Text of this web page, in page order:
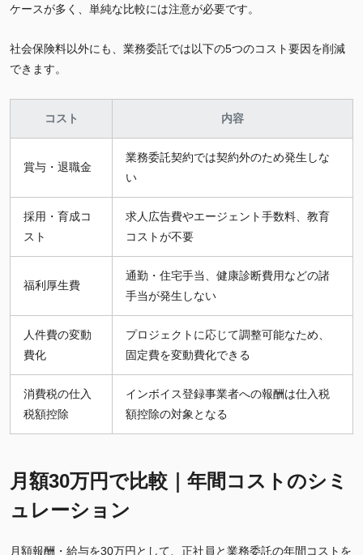
ケースが多く、単純な比較には注意が必要です。
社会保険料以外にも、業務委託では以下の5つのコスト要因を削減
できます。
コスト 内容
賞与・退職金
業務委託契約では契約外のため発生しな
い
採用・育成コ
スト
求人広告費やエージェント手数料、教育
コストが不要
福利厚生費
通勤・住宅手当、健康診断費用などの諸
手当が発生しない
人件費の変動
費化
プロジェクトに応じて調整可能なため、
固定費を変動費化できる
消費税の仕入
税額控除
インボイス登録事業者への報酬は仕入税
額控除の対象となる
月額30万円で比較｜年間コストのシミ
ュレーション
月額報酬・給与を30万円として、正社員と業務委託の年間コストを